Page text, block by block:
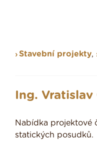
Stavební projekty,
Ing.
Nabídka projektové
statických posudků.